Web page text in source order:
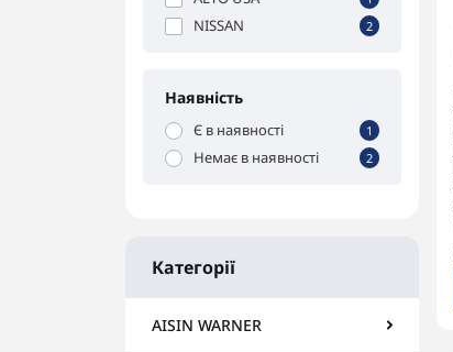
NISSAN 2
Наявність
Є в наявності 1
Немає в наявності 2
Категорії
AISIN WARNER